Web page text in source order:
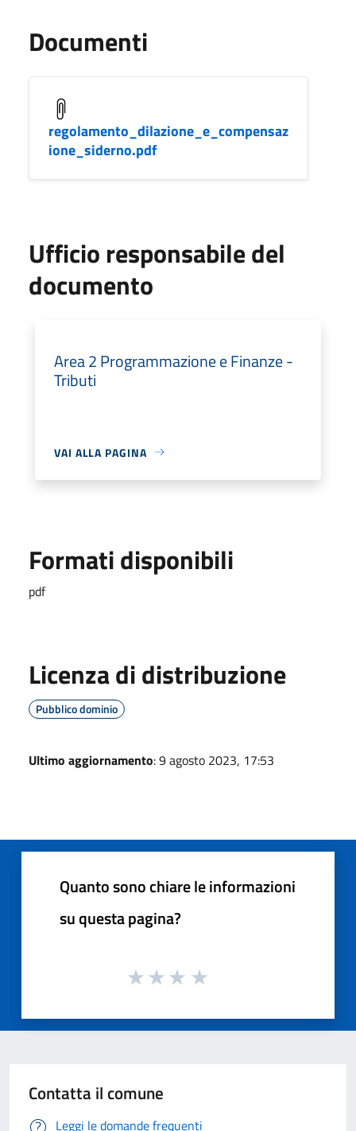
Documenti
regolamento_dilazione_e_compensaz
ione_siderno.pdf
Ufficio responsabile del
documento
Area 2 Programmazione e Finanze -
Tributi
VAI ALLA PAGINA
Formati disponibili
pdf
Licenza di distribuzione
Pubblico dominio
Ultimo aggiornamento: 9 agosto 2023, 17:53
Quanto sono chiare le informazioni
su questa pagina?
Contatta il comune
Leggi le domande frequenti